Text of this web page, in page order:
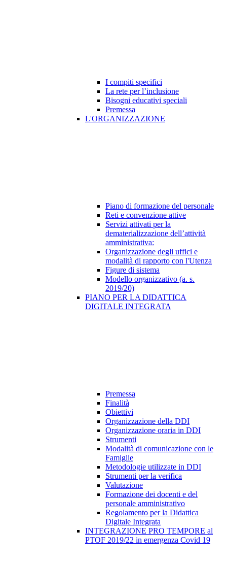
I compiti specifici
La rete per l’inclusione
Bisogni educativi speciali
Premessa
L'ORGANIZZAZIONE
Piano di formazione del personale
Reti e convenzione attive
Servizi attivati per la
dematerializzazione dell’attività
amministrativa:
Organizzazione degli uffici e
modalità di rapporto con l'Utenza
Figure di sistema
Modello organizzativo (a. s.
2019/20)
PIANO PER LA DIDATTICA
DIGITALE INTEGRATA
Premessa
Finalità
Obiettivi
Organizzazione della DDI
Organizzazione oraria in DDI
Strumenti
Modalità di comunicazione con le
Famiglie
Metodologie utilizzate in DDI
Strumenti per la verifica
Valutazione
Formazione dei docenti e del
personale amministrativo
Regolamento per la Didattica
Digitale Integrata
INTEGRAZIONE PRO TEMPORE al
PTOF 2019/22 in emergenza Covid 19